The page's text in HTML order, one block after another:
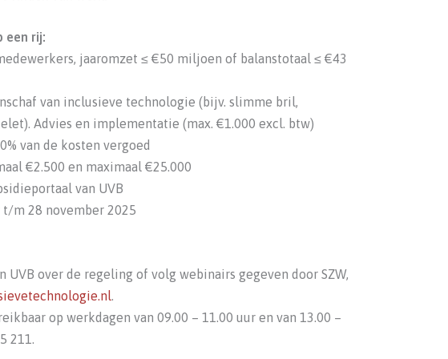
een rij:
jaaromzet ≤ €50 miljoen of balanstotaal ≤ €43
van inclusieve technologie (bijv. slimme bril,
Advies en implementatie (max. €1.000 excl. btw)
van de kosten vergoed
€2.500 en maximaal €25.000
van UVB
m 28 november 2025
UVB over de regeling of volg webinairs gegeven door SZW,
.
op werkdagen van 09.00 – 11.00 uur en van 13.00 –
211.